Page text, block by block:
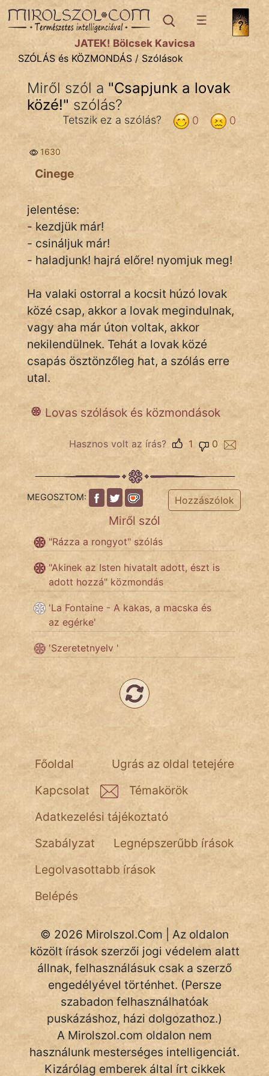
SZÓLÁS ÉS KÖZMONDÁStémák:
Bibliai
Közmondások
Szállóigék
Szóláscsoportok
Szólások
Tréfás
IRODALOM
SZÓLÁS
KÖZMONDÁS
ÉLETMÓD
TÖRTÉNELEM
Népszerű szerzőink:
cinege
fantom
Hunor
Jób Gedeon
vörös ördög
nagyöreg
NapHold
Név nélkül
pszichopati
szegény legény
Hoffer Botond
szemfüles
JÁTÉK! Bölcsek Kavicsa
SZÓLÁS és KÖZMONDÁS / Szólások
Miről szól a "Csapjunk a lovak
közé!" szólás?
0
0
Tetszik ez a szólás?
1630
Cinege
jelentése:
- kezdjük már!
- csináljuk már!
- haladjunk! hajrá előre! nyomjuk meg!
Ha valaki ostorral a kocsit húzó lovak
közé csap, akkor a lovak megindulnak,
vagy aha már úton voltak, akkor
nekilendülnek. Tehát a lovak közé
csapás ösztönzőleg hat, a szólás erre
utal.
Lovas szólások és közmondások
Hasznos volt az írás? 0
1
MEGOSZTOM: Hozzászólok
Miről szól
"Rázza a rongyot" szólás
"Akinek az Isten hivatalt adott, észt is
adott hozzá" közmondás
'La Fontaine - A kakas, a macska és
az egérke'
'Szeretetnyelv '
Ugrás az oldal tetejére
Főoldal
Kapcsolat
Témakörök
Adatkezelési tájékoztató
Szabályzat
Legnépszerűbb írások
Legolvasottabb írások
Belépés
© 2026 Mirolszol.Com | Az oldalon
közölt írások szerzői jogi védelem alatt
állnak, felhasználásuk csak a szerző
engedélyével történhet. (Persze
szabadon felhasználhatóak
puskázáshoz, házi dolgozathoz.)
A Mirolszol.com oldalon nem
használunk mesterséges intelligenciát.
Kizárólag emberek által írt cikkek